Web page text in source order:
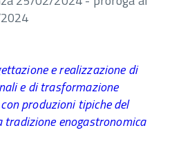
e realizzazione di
e di trasformazione
produzioni tipiche del
enogastronomica